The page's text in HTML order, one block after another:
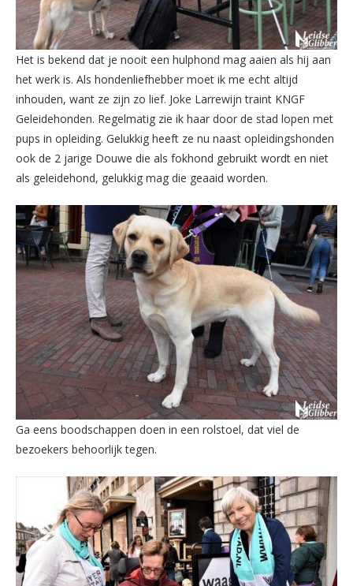
Het is bekend dat je nooit een hulphond mag aaien als hij aan
het werk is. Als hondenliefhebber moet ik me echt altijd
inhouden, want ze zijn zo lief. Joke Larrewijn traint KNGF
Geleidehonden. Regelmatig zie ik haar door de stad lopen met
pups in opleiding. Gelukkig heeft ze nu naast opleidingshonden
ook de 2 jarige Douwe die als fokhond gebruikt wordt en niet
als geleidehond, gelukkig mag die geaaid worden.
Ga eens boodschappen doen in een rolstoel, dat viel de
bezoekers behoorlijk tegen.